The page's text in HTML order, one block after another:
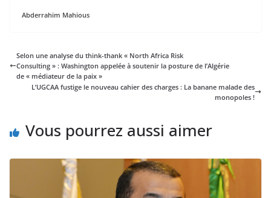
Abderrahim Mahious
Selon une analyse du think-thank « North Africa Risk
Consulting » : Washington appelée à soutenir la posture de l’Algérie
de « médiateur de la paix »
L’UGCAA fustige le nouveau cahier des charges : La banane malade des
monopoles !
Vous pourrez aussi aimer